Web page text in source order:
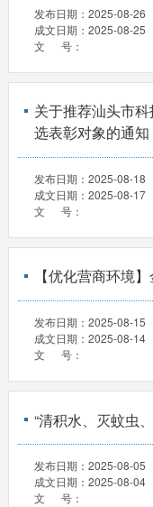
发布日期： 2025-08-26
成文日期： 2025-08-25
文 号：
关于推荐汕头市
选表彰对象的通知
发布日期： 2025-08-18
成文日期： 2025-08-17
文 号：
【优化营商环境
发布日期： 2025-08-15
成文日期： 2025-08-14
文 号：
“清积水、灭蚊虫
发布日期： 2025-08-05
成文日期： 2025-08-04
文 号：